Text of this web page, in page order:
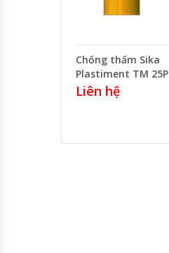
Chống thấm Sika
Plastiment TM 25P
Liên hệ